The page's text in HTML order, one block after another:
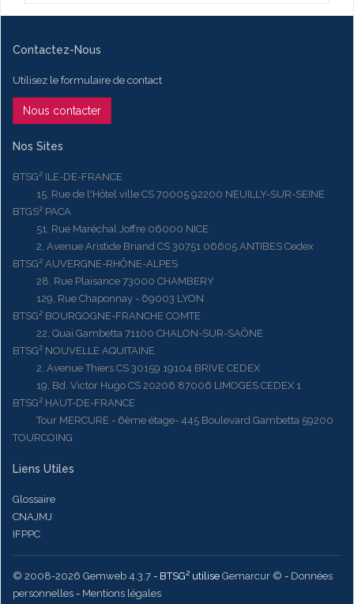
Contactez-Nous
Utilisez le formulaire de contact
Nous contacter
Nos Sites
BTSG² ILE-DE-FRANCE
15, Rue de l'Hôtel ville CS 70005 92200 NEUILLY-SUR-SEINE
BTGS² PACA
51, Rue Maréchal Joffre 06000 NICE
2, Avenue Aristide Briand CS 30751 06605 ANTIBES Cedex
BTSG² AUVERGNE-RHÔNE-ALPES
28, Rue Plaisance 73000 CHAMBERY
129, Rue Chaponnay - 69003 LYON
BTSG² BOURGOGNE-FRANCHE COMTE
22, Quai Gambetta 71100 CHALON-SUR-SAÔNE
BTSG² NOUVELLE AQUITAINE
2, Avenue Thiers CS 30159 19104 BRIVE CEDEX
19, Bd. Victor Hugo CS 20206 87006 LIMOGES CEDEX 1
BTSG² HAUT-DE-FRANCE
Tour MERCURE - 6ème étage- 445 Boulevard Gambetta 59200
TOURCOING
Liens Utiles
Glossaire
CNAJMJ
IFPPC
© 2008-2026 Gemweb 4.3.7 - BTSG² utilise Gemarcur © - Données
personnelles - Mentions légales